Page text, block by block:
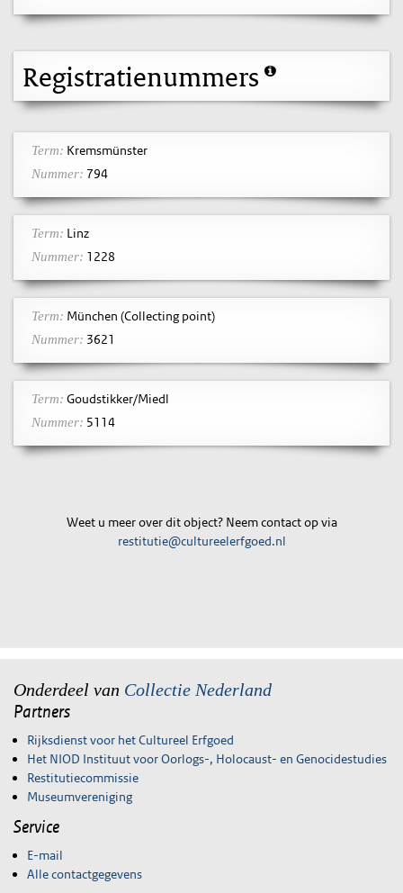
Registratienummers
Term: Kremsmünster
Nummer: 794
Term: Linz
Nummer: 1228
Term: München (Collecting point)
Nummer: 3621
Term: Goudstikker/Miedl
Nummer: 5114
Weet u meer over dit object? Neem contact op via
restitutie@cultureelerfgoed.nl
Onderdeel van Collectie Nederland
Partners
Rijksdienst voor het Cultureel Erfgoed
Het NIOD Instituut voor Oorlogs-, Holocaust- en Genocidestudies
Restitutiecommissie
Museumvereniging
Service
E-mail
Alle contactgegevens